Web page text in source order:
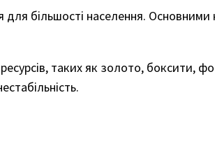
для більшості населення.
таких як золото, боксити,